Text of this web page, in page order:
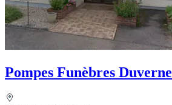
Pompes Funèbres Duverne